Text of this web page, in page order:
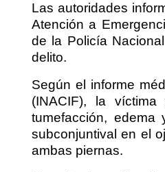
Las autoridades
Atención a
de la Policía
delito.
Según el informe
(INACIF), la víctima
tumefacción, edema
subconjuntival en el
ambas piernas.